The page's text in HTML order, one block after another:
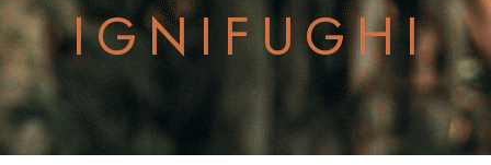
IGNIFUGHI